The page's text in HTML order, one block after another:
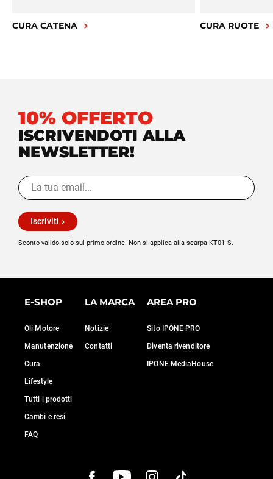
CURA CATENA CURA RUOTE
10% OFFERTO
ISCRIVENDOTI ALLA
NEWSLETTER!
Iscriviti
Sconto valido solo sul primo ordine. Non si applica alla scarpa KT01‑S.
E-SHOP
Oli Motore
Manutenzione
Cura
Lifestyle
Tutti i prodotti
Cambi e resi
FAQ
LA MARCA
Notizie
Contatti
AREA PRO
Sito IPONE PRO
Diventa rivenditore
IPONE MediaHouse